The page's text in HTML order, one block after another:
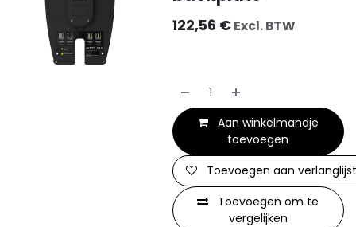
122,56 €Excl. BTW
Aan winkelmandje
toevoegen
Toevoegen om te
vergelijken
Toevoegen aan verlanglijst